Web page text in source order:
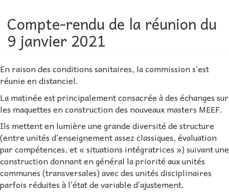
Compte-rendu de la réunion du
9 janvier 2021
En raison des conditions sanitaires, la commission s’est
réunie en distanciel.
La matinée est principalement consacrée à des échanges sur
les maquettes en construction des nouveaux masters MEEF.
Ils mettent en lumière une grande diversité de structure
(entre unités d’enseignement assez classiques, évaluation
par compétences, et « situations intégratrices ») suivant une
construction donnant en général la priorité aux unités
communes (transversales) avec des unités disciplinaires
parfois réduites à l’état de variable d’ajustement.